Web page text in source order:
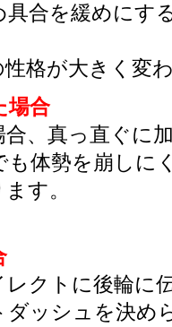
合を緩めにす
格が大きく変
場合
、真っ直ぐに
体勢を崩しに
す。
クトに後輪に
ッシュを決め